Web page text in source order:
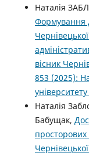
Наталія
Формування
вісник
853 (2025):
Наталія
Бабущак,
просторових